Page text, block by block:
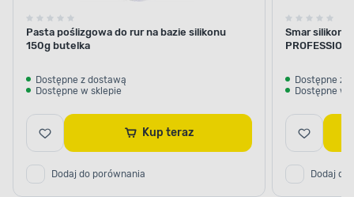
Pasta poślizgowa do rur na bazie silikonu
150g butelka
Dostępne z dostawą
Dostępne w sklepie
Kup teraz
Dodaj do porównania
Smar
Dostępne z
Dostępne w
Dodaj do